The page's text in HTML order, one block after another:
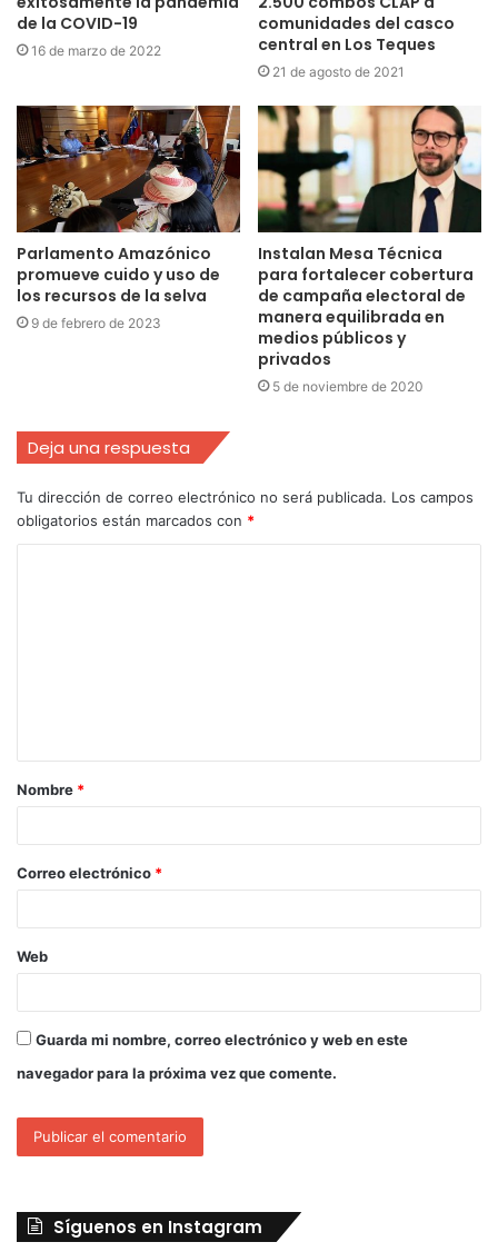
de la COVID-19
16 de marzo de 2022
comunidades del casco
central en Los Teques
21 de agosto de 2021
Parlamento Amazónico
promueve cuido y uso de
los recursos de la selva
9 de febrero de 2023
Instalan Mesa Técnica
para fortalecer cobertura
de campaña electoral de
manera equilibrada en
medios públicos y
privados
5 de noviembre de 2020
Deja una respuesta
Tu dirección de correo electrónico no será publicada. Los campos
obligatorios están marcados con *
Nombre *
Correo electrónico *
Web
Guarda mi nombre, correo electrónico y web en este
navegador para la próxima vez que comente.
Síguenos en Instagram